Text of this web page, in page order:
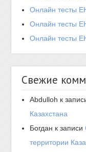
Онлайн тесты
Онлайн тесты
Онлайн тесты
Свежие
Abdulloh к
Казахстана
Богдан к записи
территории